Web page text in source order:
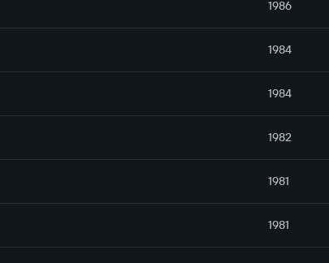
1986
1984
1984
1982
1981
1981